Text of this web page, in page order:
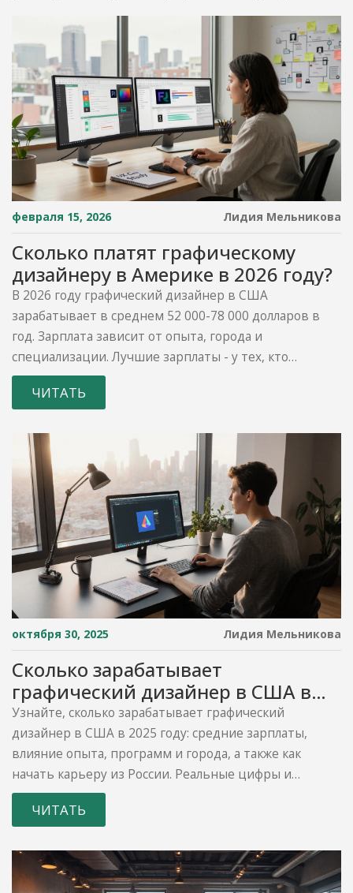
февраля 15, 2026 Лидия Мельникова
Сколько платят графическому
дизайнеру в Америке в 2026 году?
В 2026 году графический дизайнер в США
зарабатывает в среднем 52 000-78 000 долларов в
год. Зарплата зависит от опыта, города и
специализации. Лучшие зарплаты - у тех, кто
работает в технологических компаниях и знает
UX/UI-дизайн.
ЧИТАТЬ
октября 30, 2025 Лидия Мельникова
Сколько зарабатывает
графический дизайнер в США в
2025 году?
Узнайте, сколько зарабатывает графический
дизайнер в США в 2025 году: средние зарплаты,
влияние опыта, программ и города, а также как
начать карьеру из России. Реальные цифры и
практические шаги.
ЧИТАТЬ